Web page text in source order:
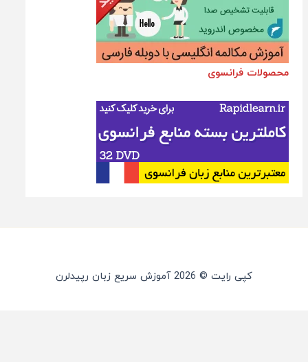
محصولات فرانسوی
کپی رایت © 2026 آموزش سریع زبان رپیدلرن